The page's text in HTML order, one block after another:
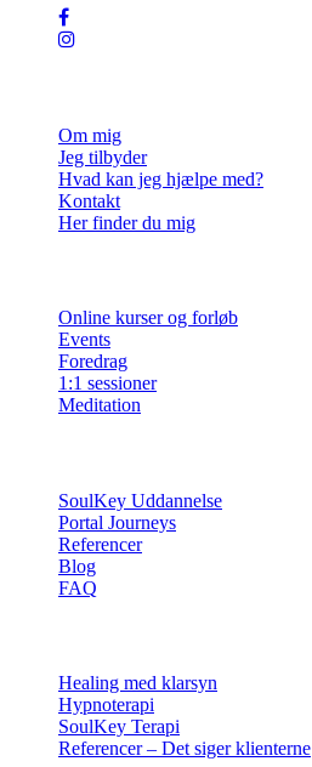
Om mig
Jeg tilbyder
Hvad kan jeg hjælpe med?
Kontakt
Her finder du mig
Online kurser og forløb
Events
Foredrag
1:1 sessioner
Meditation
SoulKey Uddannelse
Portal Journeys
Referencer
Blog
FAQ
Healing med klarsyn
Hypnoterapi
SoulKey Terapi
Referencer – Det siger klienterne